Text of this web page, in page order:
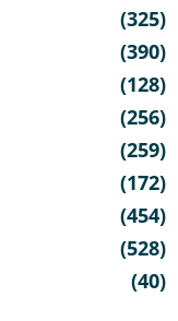
(325)
(390)
(128)
(256)
(259)
(172)
(454)
(528)
(40)